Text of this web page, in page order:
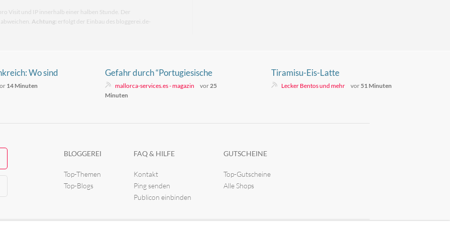
Visit und IP innerhalb einer halben Stunde. Der
Achtung: erfolgt der Einbau des bloggerei.de-
Wo sind
14 Minuten
Gefahr durch “Portugiesische
Galeere” an Nordspaniens Stränden
mallorca-services.es - magazin vor 25
Minuten
Tiramisu-Eis-Latte
Lecker Bentos und mehr vor51 Minuten
BLOGGEREI
Top-Themen
Top-Blogs
FAQ & HILFE
Kontakt
Ping senden
Publicon einbinden
GUTSCHEINE
Top-Gutscheine
Alle Shops